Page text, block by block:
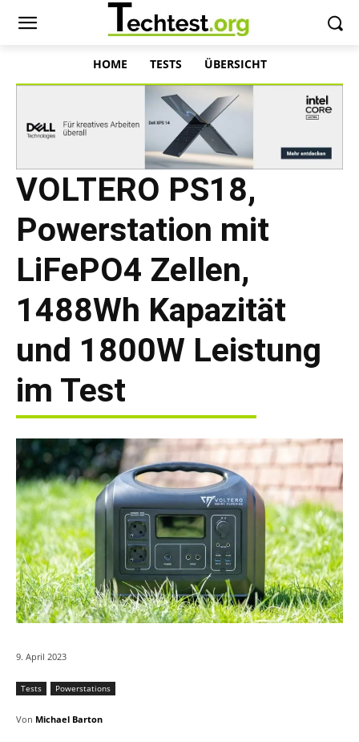
HOME TESTS ÜBERSICHT
VOLTERO PS18,
Powerstation mit
LiFePO4 Zellen,
1488Wh Kapazität
und 1800W Leistung
im Test
9. April 2023
Tests Powerstations
Von Michael Barton